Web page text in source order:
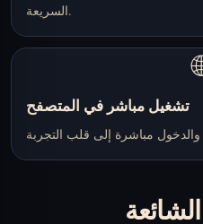
السريعة.
تشغيل مباشر في المتصفح